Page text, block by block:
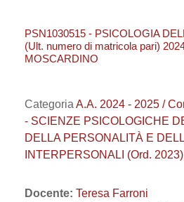
PSN1030515 - PSICOLOGIA
(Ult. numero di matricola pari)
MOSCARDINO
Categoria A.A. 2024 - 2025 /
- SCIENZE PSICOLOGICHE
DELLA PERSONALITÀ E
INTERPERSONALI (Ord. 2023)
Docente: Teresa Farroni